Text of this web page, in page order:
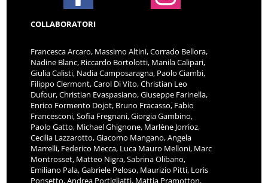
COLLABORATORI
Francesca Arcaro, Massimo Altini, Corrado Bellora,
Nadine Blanc, Riccardo Bortolotti, Manila Calipari,
Giulia Calisti, Nadia Camposaragna, Paolo Ciambi,
Filippo Clermont, Carol Di Vito, Christian Leo
Dufour, Christian Evaspasiano, Giuseppe Farinella,
Enrico Formento Dojot, Bruno Fracasso, Fabio
Francesconi, Sofia Fregnani, Giorgia Gambino,
Paolo Gatto, Michael Ghignone, Marlène Jorrioz,
Cecilia Lazzarotto, Giacomo Mangano, Angela
Marrelli, Federico Mecca, Luca Mauro Melloni, Marc
Montrosset, Matteo Nigra, Sabrina Olibano,
Emiliano Pala, Gabriele Peloso, Maurizio Pitti, Loris
Ponsetto, Andrea Portigliatti, Mattia Pramotton,